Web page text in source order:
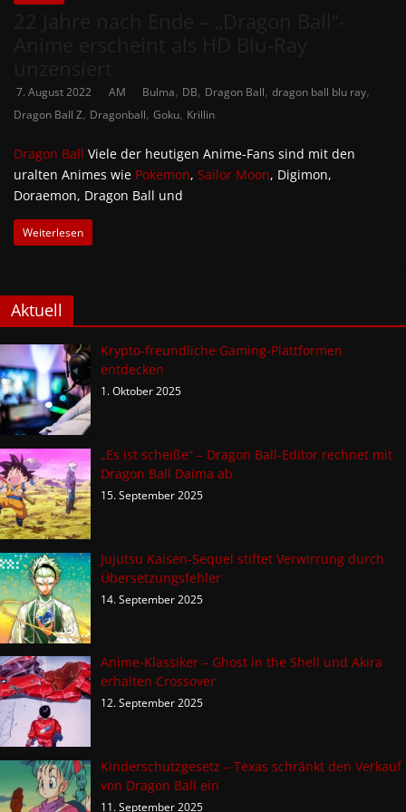
7. August 2022 AM Bulma, DB, Dragon Ball, dragon ball blu ray,
Dragon Ball Z, Dragonball, Goku, Krillin
Dragon Ball Viele der heutigen Anime-Fans sind mit den
uralten Animes wie Pokemon, Sailor Moon, Digimon,
Doraemon, Dragon Ball und
Weiterlesen
Aktuell
Krypto-freundliche Gaming-Plattformen
entdecken
1. Oktober 2025
„Es ist scheiße“ – Dragon Ball-Editor rechnet mit
Dragon Ball Daima ab
15. September 2025
Jujutsu Kaisen-Sequel stiftet Verwirrung durch
Übersetzungsfehler
14. September 2025
Anime-Klassiker – Ghost in the Shell und Akira
erhalten Crossover
12. September 2025
Kinderschutzgesetz – Texas schränkt den Verkauf
von Dragon Ball ein
11. September 2025